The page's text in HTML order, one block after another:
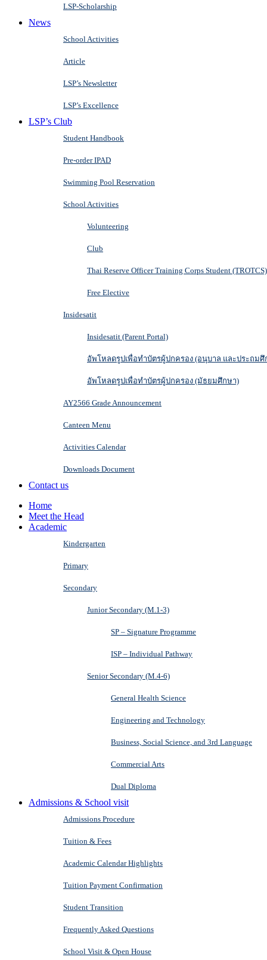
LSP-Scholarship
News
School Activities
Article
LSP’s Newsletter
LSP’s Excellence
LSP’s Club
Student Handbook
Pre-order IPAD
Swimming Pool Reservation
School Activities
Volunteering
Club
Thai Reserve Officer Training Corps Student (TROTCS)
Free Elective
Insidesatit
Insidesatit (Parent Portal)
อัพโหลดรูปเพื่อทำบัตรผู้ปกครอง (อนุบาล และประถมศึ
อัพโหลดรูปเพื่อทำบัตรผู้ปกครอง (มัธยมศึกษา)
AY2566 Grade Announcement
Canteen Menu
Activities Calendar
Downloads Document
Contact us
Home
Meet the Head
Academic
Kindergarten
Primary
Secondary
Junior Secondary (M.1-3)
SP – Signature Programme
ISP – Individual Pathway
Senior Secondary (M.4-6)
General Health Science
Engineering and Technology
Business, Social Science, and 3rd Language
Commercial Arts
Dual Diploma
Admissions & School visit
Admissions Procedure
Tuition & Fees
Academic Calendar Highlights
Tuition Payment Confirmation
Student Transition
Frequently Asked Questions
School Visit & Open House